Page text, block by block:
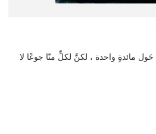
حَول مائدةٍ واحدة ، لكنَّ لكلٍّ منّا جوعًا لا